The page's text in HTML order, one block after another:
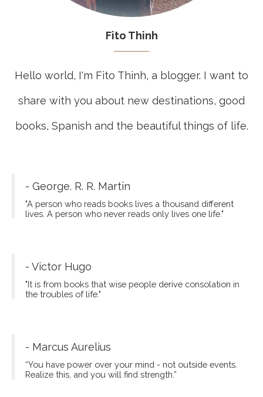
Fito Thinh
Hello world, I'm Fito Thinh, a blogger. I want to
share with you about new destinations, good
books, Spanish and the beautiful things of life.
- George. R. R. Martin
"A person who reads books lives a thousand different
lives. A person who never reads only lives one life."
- Victor Hugo
"It is from books that wise people derive consolation in
the troubles of life."
- Marcus Aurelius
“You have power over your mind - not outside events.
Realize this, and you will find strength.”